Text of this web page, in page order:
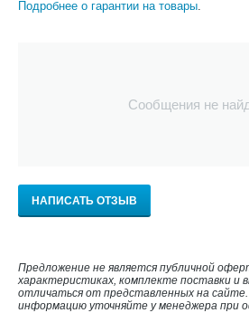
Подробнее о гарантии на товары.
Сообщения не
НАПИСАТЬ ОТЗЫВ
Предложение не является публичной
характеристиках, комплекте поставки и
отличаться от представленных на
информацию уточняйте у менеджера при